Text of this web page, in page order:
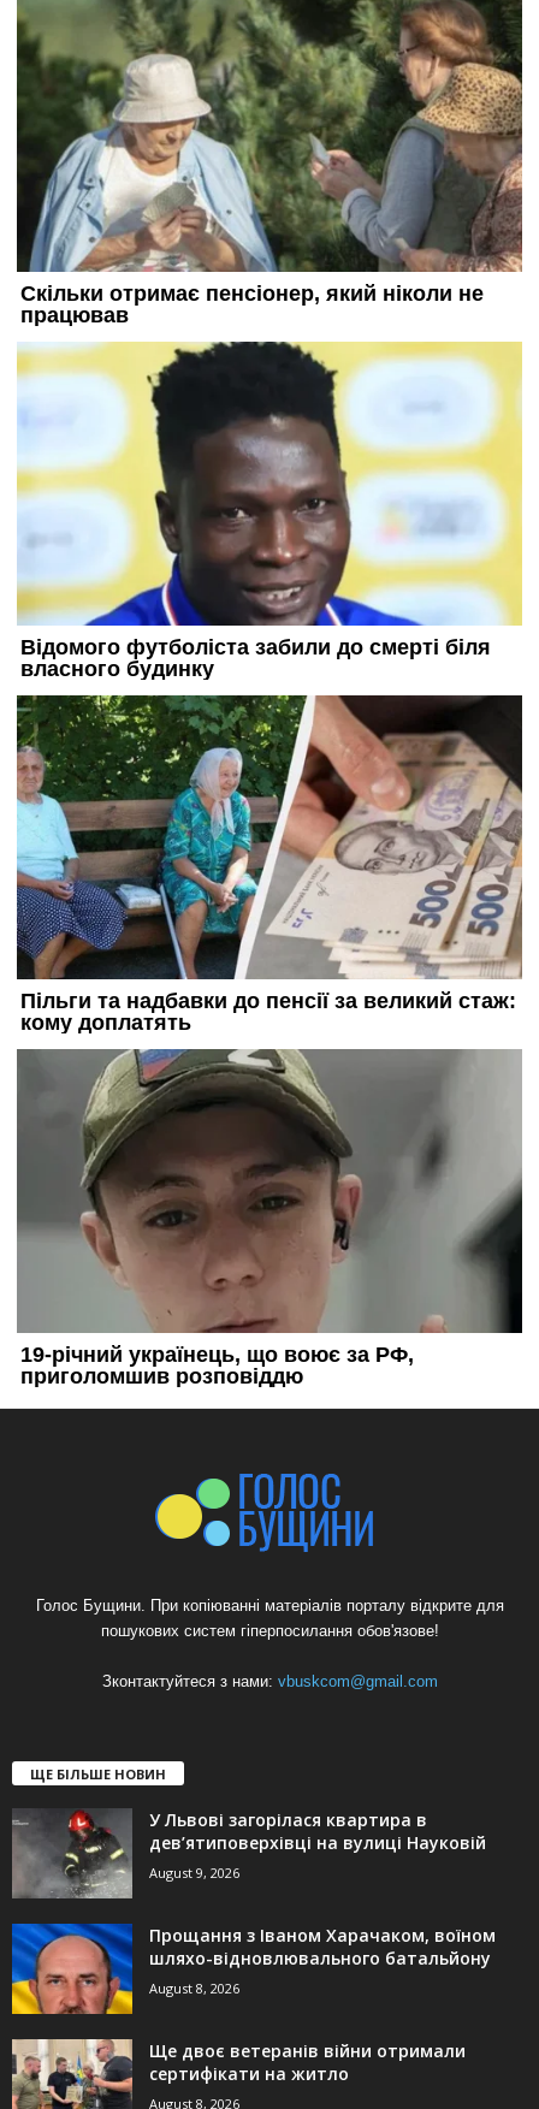
Голос Бущини. При копіюванні матеріалів порталу відкрите для
пошукових систем гіперпосилання обов'язове!
Зконтактуйтеся з нами: vbuskcom@gmail.com
ЩЕ БІЛЬШЕ НОВИН
У Львові загорілася квартира в
дев’ятиповерхівці на вулиці Науковій
August 9, 2026
Прощання з Іваном Харачаком, воїном
шляхо-відновлювального батальйону
August 8, 2026
Ще двоє ветеранів війни отримали
сертифікати на житло
August 8, 2026